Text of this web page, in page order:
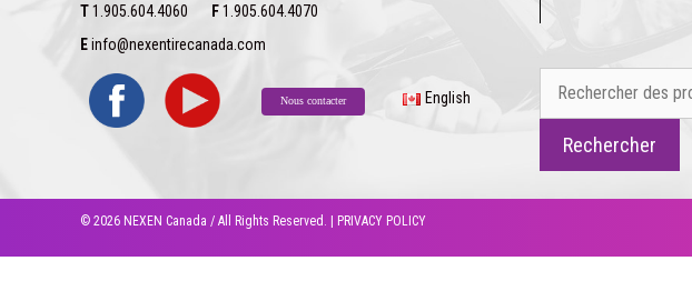
T1.905.604.4060 F1.905.604.4070
Einfo@nexentirecanada.com
Nous contacter English
Rechercher
© 2026 NEXEN Canada / All Rights Reserved. | PRIVACY POLICY